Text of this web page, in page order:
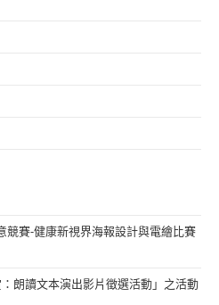
競賽-健康新視界海報設計與電繪比賽
朗讀文本演出影片徵選活動」之活動